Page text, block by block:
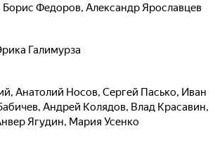
Борис Федоров, Александр Ярославцев
Галимурза
, Анатолий Носов, Сергей Пасько, Иван
, Андрей Колядов, Влад Красавин,
Ягудин, Мария Усенко